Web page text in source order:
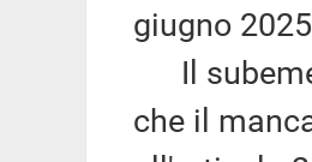
giugno
Il
che il